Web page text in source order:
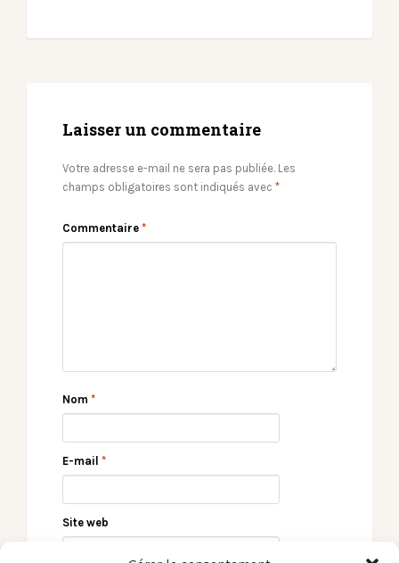
Laisser un commentaire
Votre adresse e-mail ne sera pas publiée. Les
champs obligatoires sont indiqués avec *
Commentaire *
Nom *
E-mail *
Site web